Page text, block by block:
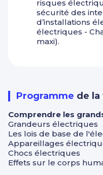
risques
sécurité des
d’installations
électriques -
maxi).
Programme de
Comprendre les
Grandeurs électriques
Les lois de base de
Appareillages
Chocs électriques
Effets sur le corps